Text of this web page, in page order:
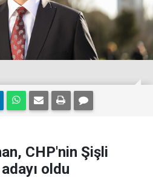
CHP'nin Şişli
oldu